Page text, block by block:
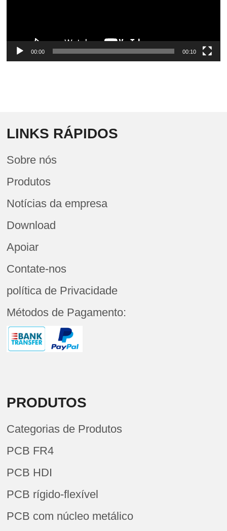
00:00 00:10
LINKS RÁPIDOS
Sobre nós
Produtos
Notícias da empresa
Download
Apoiar
Contate-nos
política de Privacidade
Métodos de Pagamento:
PRODUTOS
Categorias de Produtos
PCB FR4
PCB HDI
PCB rígido-flexível
PCB com núcleo metálico